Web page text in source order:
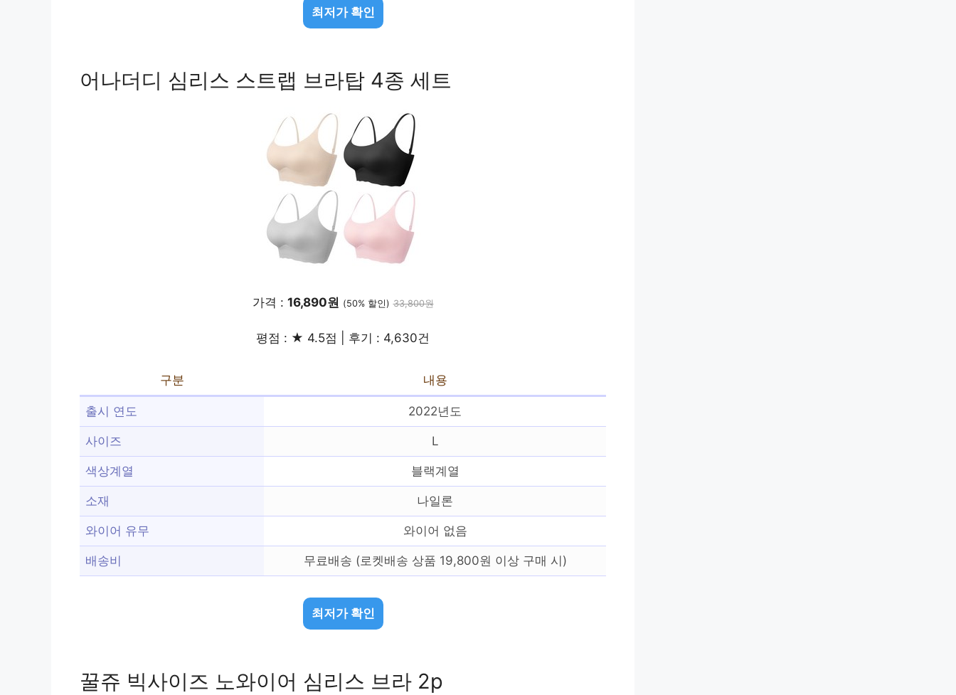
최저가 확인
어나더디 심리스 스트랩 브라탑 4종 세트
가격 : 16,890원 (50% 할인) 33,800원
평점 : ★ 4.5점 | 후기 : 4,630건
구분 내용
출시 연도 2022년도
사이즈 L
색상계열 블랙계열
소재 나일론
와이어 유무 와이어 없음
배송비 무료배송 (로켓배송 상품 19,800원 이상 구매 시)
최저가 확인
꿀쥬 빅사이즈 노와이어 심리스 브라 2p